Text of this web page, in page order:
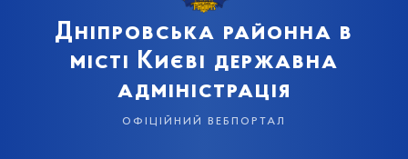
Дніпровська районна в
місті Києві державна
адміністрація
офіційний вебпортал